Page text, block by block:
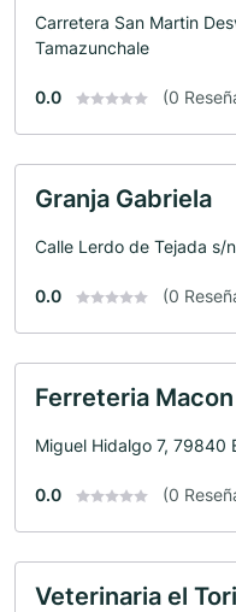
Carretera San Martin
Tamazunchale
0.0 (0
Granja Gabriela
Calle Lerdo de Tejada s/
0.0 (0
Ferreteria Macon
Miguel Hidalgo 7, 79840
0.0 (0
Veterinaria el